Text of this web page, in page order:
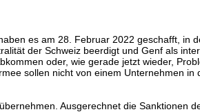
es am 28. Februar 2022 geschafft, in
der Schweiz beerdigt und Genf als
oder, wie gerade jetzt wieder,
sollen nicht von einem Unternehmen in
Ausgerechnet die Sanktionen